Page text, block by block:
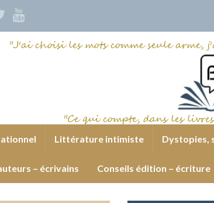
Littérature intimiste Dystopies,
– écrivains Conseils édition – écriture